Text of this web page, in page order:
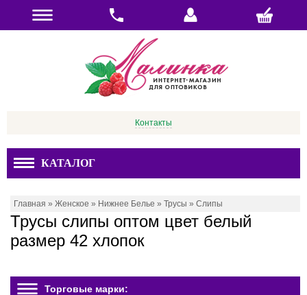
Контакты
КАТАЛОГ
Главная » Женское » Нижнее Белье » Трусы » Слипы
Трусы слипы оптом цвет белый
размер 42 хлопок
Торговые марки: